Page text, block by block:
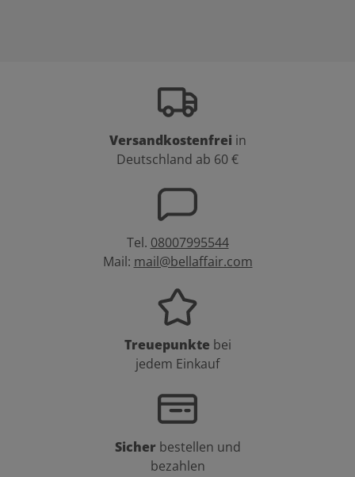
Versandkostenfrei in
Deutschland ab 60 €
Tel. 08007995544
Mail: mail@bellaffair.com
Treuepunkte bei
jedem Einkauf
Sicher bestellen und
bezahlen